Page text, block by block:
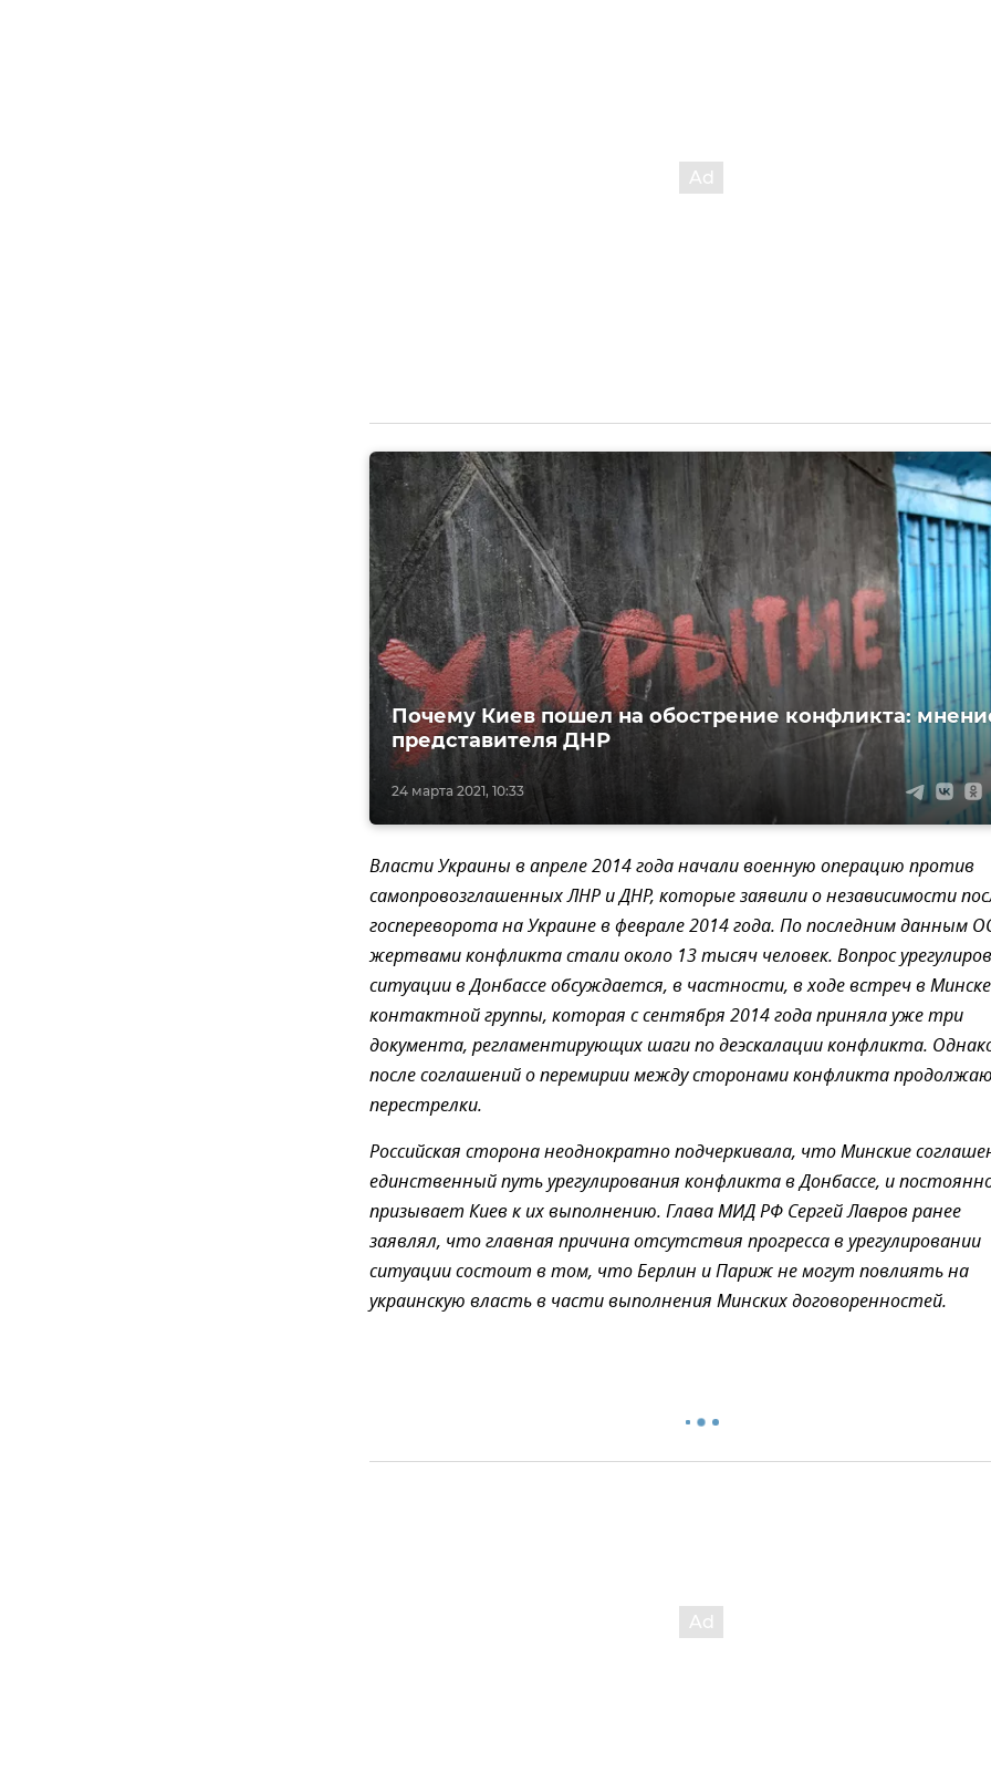
24 марта 2021, 10:33
Почему Киев пошел на обострение конфликта:
представителя ДНР
Власти Украины в апреле 2014 года начали военную операцию против
самопровозглашенных ЛНР и ДНР, которые заявили о независимости
госпереворота на Украине в феврале 2014 года. По последним данным
жертвами конфликта стали около 13 тысяч человек. Вопрос
ситуации в Донбассе обсуждается, в частности, в ходе встреч в Минске
контактной группы, которая с сентября 2014 года приняла уже три
документа, регламентирующих шаги по деэскалации конфликта.
после соглашений о перемирии между сторонами конфликта
перестрелки.
Российская сторона неоднократно подчеркивала, что Минские
единственный путь урегулирования конфликта в Донбассе, и
призывает Киев к их выполнению. Глава МИД РФ Сергей Лавров ранее
заявлял, что главная причина отсутствия прогресса в урегулировании
ситуации состоит в том, что Берлин и Париж не могут повлиять на
украинскую власть в части выполнения Минских договоренностей.